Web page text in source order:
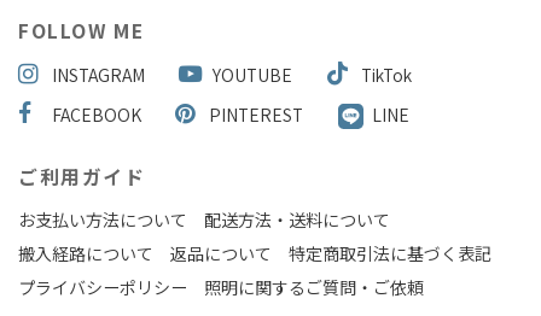
FOLLOW ME
INSTAGRAM YOUTUBE
TikTok
FACEBOOK
PINTEREST LINE
ご利用ガイド
お支払い方法について
配送方法・送料について
搬入経路について
返品について
特定商取引法に基づく表記
プライバシーポリシー
照明に関するご質問・ご依頼